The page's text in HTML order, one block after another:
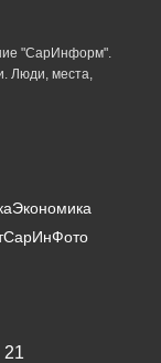
"СарИнформ".
Люди, места,
Экономика
СарИнФото
21